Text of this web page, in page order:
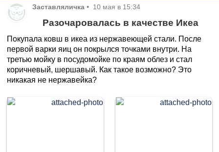
Заставляличка • 10 мая в 15:34
Разочаровалась в качестве Икеа
Покупала ковш в икеа из нержавеющей стали. После
первой варки яиц он покрылся точками внутри. На
третью мойку в посудомойке по краям облез и стал
коричневый, шершавый. Как такое возможно? Это
никакая не нержавейка?